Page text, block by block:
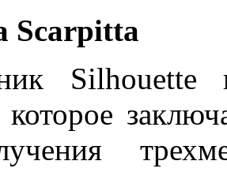
Scarpitta
Silhouette